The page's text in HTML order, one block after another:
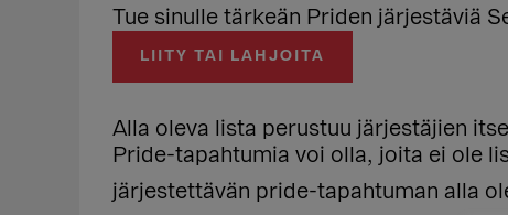
Tue sinulle tärkeän Priden järjestäviä
LIITY TAI LAHJOITA
Alla oleva lista perustuu järjestäjien
Pride-tapahtumia voi olla, joita ei ole
järjestettävän pride-tapahtuman alla